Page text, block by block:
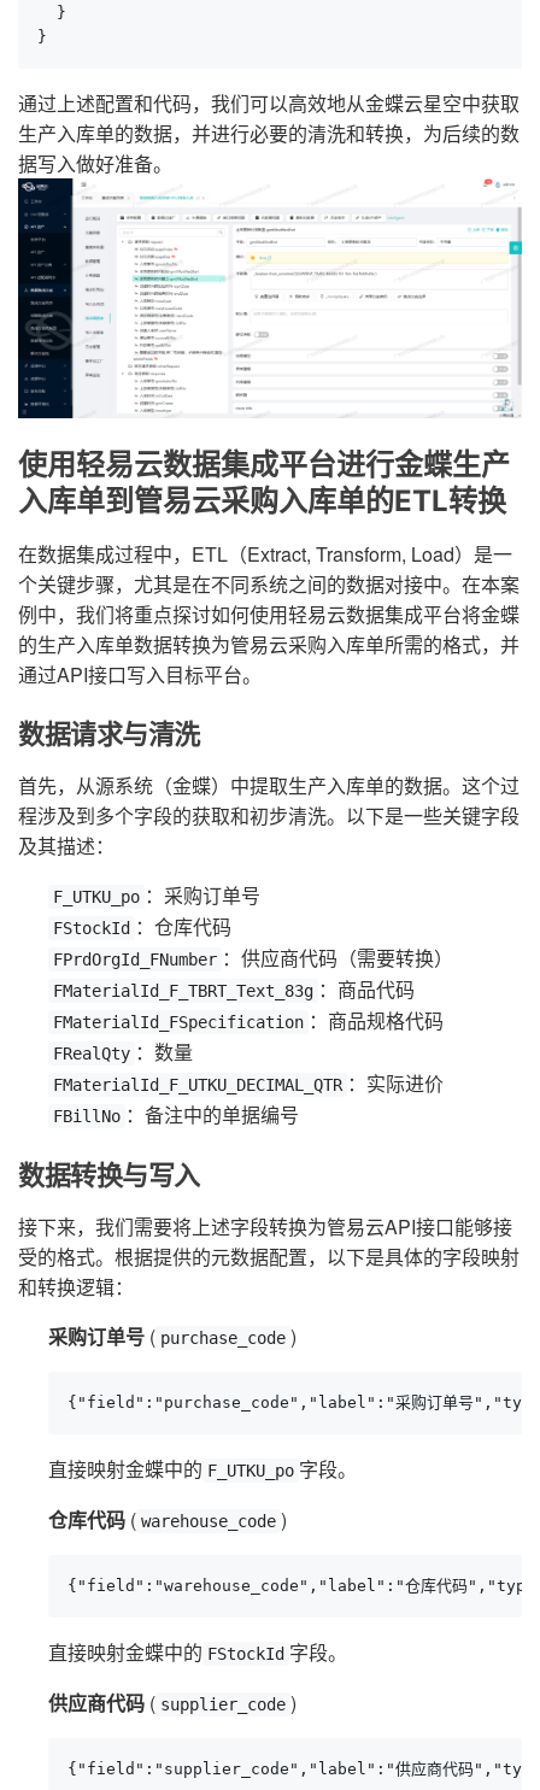
  }
}
通过上述配置和代码，我们可以高效地从金蝶云星空中获取
生产入库单的数据，并进行必要的清洗和转换，为后续的数
据写入做好准备。
使用轻易云数据集成平台进行金蝶生产
入库单到管易云采购入库单的ETL转换
在数据集成过程中，ETL（Extract, Transform, Load）是一
个关键步骤，尤其是在不同系统之间的数据对接中。在本案
例中，我们将重点探讨如何使用轻易云数据集成平台将金蝶
的生产入库单数据转换为管易云采购入库单所需的格式，并
通过API接口写入目标平台。
数据请求与清洗
首先，从源系统（金蝶）中提取生产入库单的数据。这个过
程涉及到多个字段的获取和初步清洗。以下是一些关键字段
及其描述：
F_UTKU_po ：采购订单号
FStockId ：仓库代码
FPrdOrgId_FNumber ：供应商代码（需要转换）
FMaterialId_F_TBRT_Text_83g ：商品代码
FMaterialId_FSpecification ：商品规格代码
FRealQty ：数量
FMaterialId_F_UTKU_DECIMAL_QTR ：实际进价
FBillNo ：备注中的单据编号
数据转换与写入
接下来，我们需要将上述字段转换为管易云API接口能够接
受的格式。根据提供的元数据配置，以下是具体的字段映射
和转换逻辑：
采购订单号 ( purchase_code )
{"field":"purchase_code","label":"采购订单号
直接映射金蝶中的 F_UTKU_po 字段。
仓库代码 ( warehouse_code )
{"field":"warehouse_code","label":"仓库代码
直接映射金蝶中的 FStockId 字段。
供应商代码 ( supplier_code )
{"field":"supplier_code","label":"供应商代码